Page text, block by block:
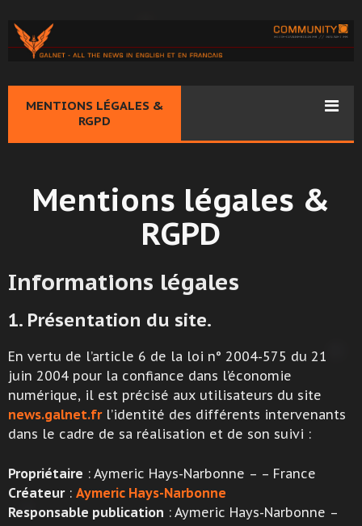
MENTIONS LÉGALES &
RGPD
Mentions légales &
RGPD
Informations légales
1. Présentation du site.
En vertu de l’article 6 de la loi n° 2004-575 du 21
juin 2004 pour la confiance dans l’économie
numérique, il est précisé aux utilisateurs du site
news.galnet.frl’identité des différents intervenants
dans le cadre de sa réalisation et de son suivi :
Propriétaire : Aymeric Hays-Narbonne – – France
Créateur: Aymeric Hays-Narbonne
Responsable publication : Aymeric Hays-Narbonne –